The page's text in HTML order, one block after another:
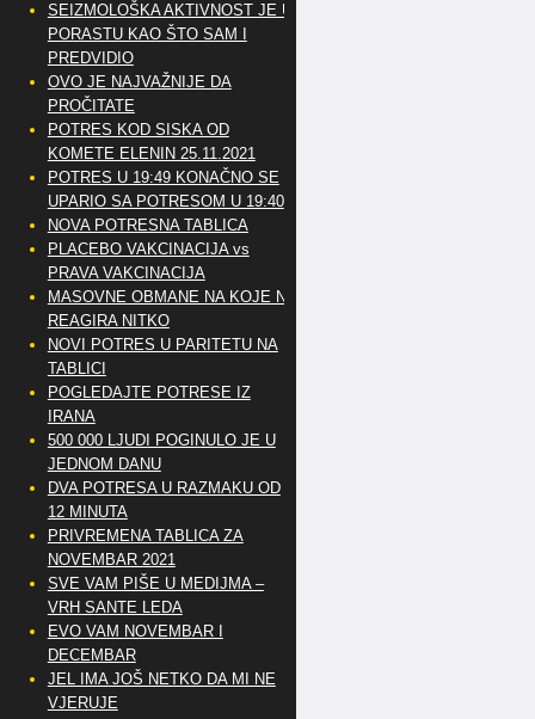
SEIZMOLOŠKA AKTIVNOST JE U
PORASTU KAO ŠTO SAM I
PREDVIDIO
OVO JE NAJVAŽNIJE DA
PROČITATE
POTRES KOD SISKA OD
KOMETE ELENIN 25.11.2021
POTRES U 19:49 KONAČNO SE
UPARIO SA POTRESOM U 19:40
NOVA POTRESNA TABLICA
PLACEBO VAKCINACIJA vs
PRAVA VAKCINACIJA
MASOVNE OBMANE NA KOJE NE
REAGIRA NITKO
NOVI POTRES U PARITETU NA
TABLICI
POGLEDAJTE POTRESE IZ
IRANA
500 000 LJUDI POGINULO JE U
JEDNOM DANU
DVA POTRESA U RAZMAKU OD
12 MINUTA
PRIVREMENA TABLICA ZA
NOVEMBAR 2021
SVE VAM PIŠE U MEDIJMA –
VRH SANTE LEDA
EVO VAM NOVEMBAR I
DECEMBAR
JEL IMA JOŠ NETKO DA MI NE
VJERUJE